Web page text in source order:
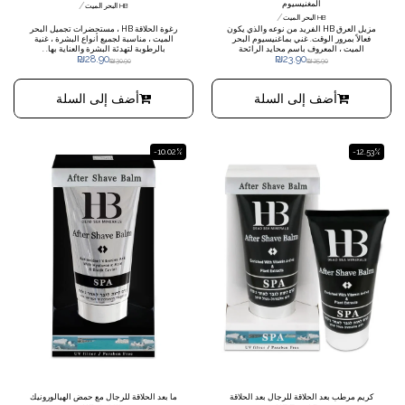
المغنيسيوم
HB البحر الميت /
مزيل العرق HB الفريد من نوعه والذي يكون
فعالاً بمرور الوقت. غني بماغنيسيوم البحر
الميت ، المعروف باسم محايد الرائحة
الطبيعي ولطيف على الجلد ، مما يساعد على
أيضًا بالبابونج والصبار لتهدئة البشرة ،
ويعطي شعورًا رائعًا بالانتعاش لمدة تصل إلى
72 ساعة.
₪25.90
₪23.90
أضف إلى السلة
HB البحر الميت /
رغوة الحلاقة HB ، مستحضرات تجميل البحر
الميت ، مناسبة لجميع أنواع البشرة ، غنية
بالرطوبة لتهدئة البشرة والعناية بها. .
₪30.90
₪28.90
أضف إلى السلة
-12.53%
كريم مرطب بعد الحلاقة للرجال بعد الحلاقة
-10.02%
ما بعد الحلاقة للرجال مع حمض الهيالورونيك